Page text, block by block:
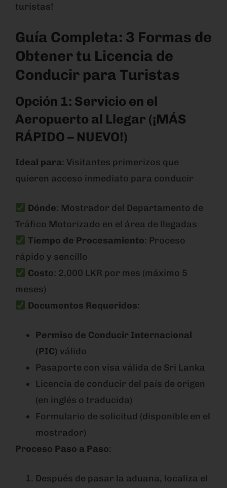
turistas!
Guía Completa: 3 Formas de
Obtener tu Licencia de
Conducir para Turistas
Opción 1: Servicio en el
Aeropuerto al Llegar (¡MÁS
RÁPIDO – NUEVO!)
Ideal para: Visitantes primerizos que
quieren acceso inmediato para conducir
Dónde: Mostrador del Departamento de
Tráfico Motorizado en el área de llegadas
Tiempo de Procesamiento: Proceso
rápido y sencillo
Costo: 2,000 LKR por mes (máximo 5
meses)
Documentos Requeridos:
Permiso de Conducir Internacional
(PIC) válido
Pasaporte con visa válida de Sri Lanka
Licencia de conducir del país de origen
(en inglés o traducida)
Formulario de solicitud (disponible en el
mostrador)
Proceso Paso a Paso:
Después de pasar la aduana, localiza el